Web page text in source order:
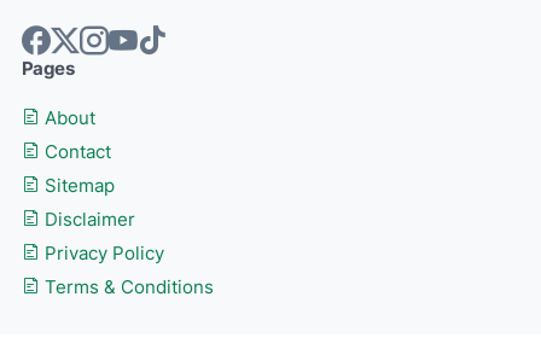
Pages
About
Contact
Sitemap
Disclaimer
Privacy Policy
Terms & Conditions